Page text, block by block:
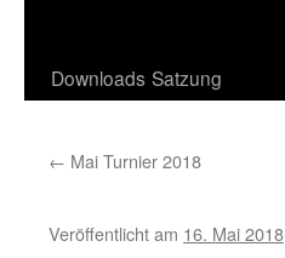
Downloads Satzung
← Mai Turnier 2018
Veröffentlicht am 16. Mai 2018